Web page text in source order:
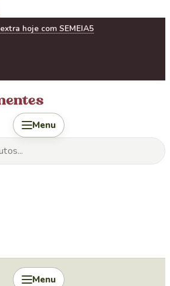
extra hoje com SEMEIA5
Menu
Menu